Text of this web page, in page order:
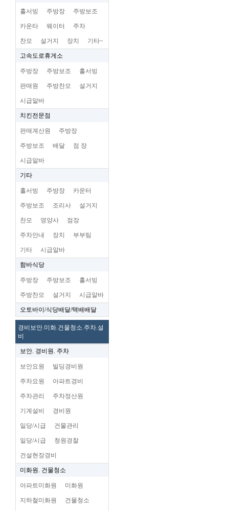
홀서빙 주방장 주방보조
카운타 웨이터 주차
찬모 설거지 장치 기타~
고속도로휴게소
주방장 주방보조 홀서빙
판매원 주방찬모 설거지
시급알바
치킨전문점
판매계산원 주방장
주방보조 배달 점 장
시급알바
기타
홀서빙 주방장 카운터
주방보조 조리사 설거지
찬모 영양사 점장
주차안내 장치 부부팀
기타 시급알바
함바식당
주방장 주방보조 홀서빙
주방찬모 설거지 시급알바
오토바이/식당배달/택배배달
경비보안.미화.건물청소.주차.설
비
보안. 경비원. 주차
보안요원 빌딩경비원
주차요원 아파트경비
주차관리 주차정산원
기계설비 경비원
일당/시급 건물관리
일당/시급 청원경찰
건설현장경비
미화원. 건물청소
아파트미화원 미화원
지하철미화원 건물청소